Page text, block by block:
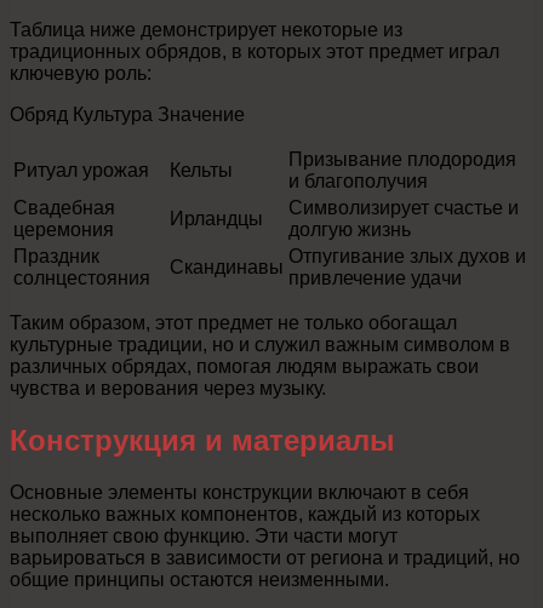
Таблица ниже демонстрирует некоторые из
традиционных обрядов, в которых этот предмет играл
ключевую роль:
Обряд Культура Значение
Ритуал урожая Кельты
Призывание плодородия
и благополучия
Свадебная
церемония
Ирландцы
Символизирует счастье и
долгую жизнь
Праздник
солнцестояния
Скандинавы
Отпугивание злых духов и
привлечение удачи
Таким образом, этот предмет не только обогащал
культурные традиции, но и служил важным символом в
различных обрядах, помогая людям выражать свои
чувства и верования через музыку.
Конструкция и материалы
Основные элементы конструкции включают в себя
несколько важных компонентов, каждый из которых
выполняет свою функцию. Эти части могут
варьироваться в зависимости от региона и традиций, но
общие принципы остаются неизменными.